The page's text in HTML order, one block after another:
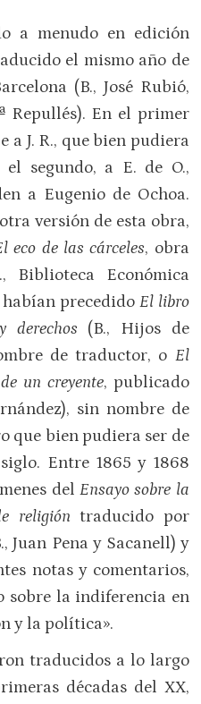
a menudo en edición
el mismo año de
(B., José Rubió,
Repullés). En el primer
a J. R., que bien pudiera
segundo, a E. de O.,
a Eugenio de Ochoa.
versión de esta obra,
eco de las cárceles, obra
Biblioteca Económica
precedido El libro
derechos (B., Hijos de
de traductor, o El
un creyente, publicado
sin nombre de
que bien pudiera ser de
Entre 1865 y 1868
del Ensayo sobre la
religióntraducido por
Juan Pena y Sacanell) y
notas y comentarios,
sobre la indiferencia en
y la política».
traducidos a lo largo
décadas del XX,